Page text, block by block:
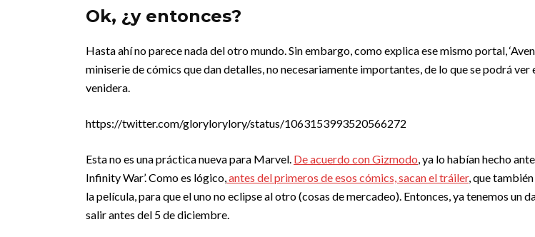
Ok, ¿y entonces?
Hasta ahí no parece nada del otro mundo. Sin embargo, como explica ese mismo portal,
miniserie de cómics que dan detalles, no necesariamente importantes, de lo que se podrá ver
venidera.
https://twitter.com/glorylorylory/status/1063153993520566272
Esta no es una práctica nueva para Marvel. De acuerdo con Gizmodo, ya lo habían hecho
Infinity War’. Como es lógico,antes del primeros de esos cómics, sacan el tráiler, que
la película, para que el uno no eclipse al otro (cosas de mercadeo). Entonces, ya tenemos un
salir antes del 5 de diciembre.